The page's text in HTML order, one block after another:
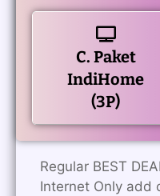
C. Paket
IndiHome
(3P)
Regular BEST
Internet Only add